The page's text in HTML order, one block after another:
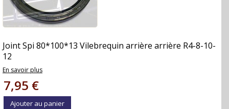
Joint Spi 80*100*13 Vilebrequin arrière arrière R4-8-10-
12
En savoir plus
7,95 €
Ajouter au panier